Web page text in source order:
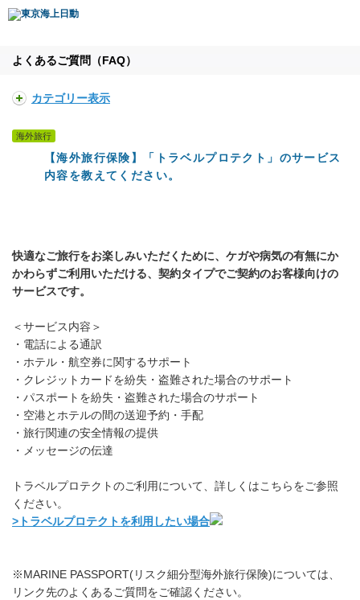
よくあるご質問（FAQ）
カテゴリー表示
海外旅行
【海外旅行保険】「トラベルプロテクト」のサービス
内容を教えてください。
快適なご旅行をお楽しみいただくために、ケガや病気の有無にか
かわらずご利用いただける、契約タイプでご契約のお客様向けの
サービスです。
＜サービス内容＞
・電話による通訳
・ホテル・航空券に関するサポート
・クレジットカードを紛失・盗難された場合のサポート
・パスポートを紛失・盗難された場合のサポート
・空港とホテルの間の送迎予約・手配
・旅行関連の安全情報の提供
・メッセージの伝達
トラベルプロテクトのご利用について、詳しくはこちらをご参照
ください。
>トラベルプロテクトを利用したい場合
※MARINE PASSPORT(リスク細分型海外旅行保険)については、
リンク先のよくあるご質問をご確認ください。